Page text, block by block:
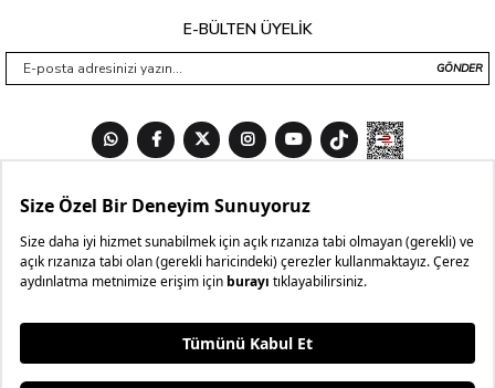
E-BÜLTEN ÜYELİK
GÖNDER